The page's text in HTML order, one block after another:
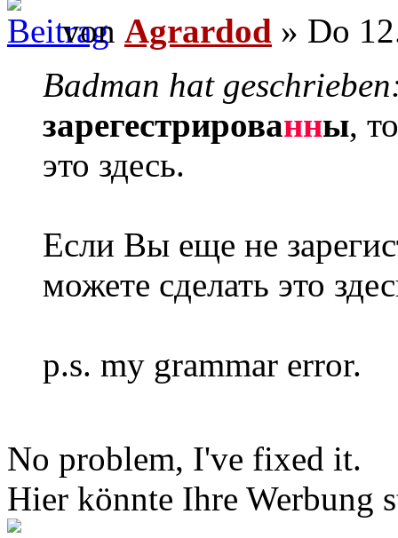
von Agrardod » Do
Badman hat
зарегестрированны,
это здесь.
Если Вы еще не
можете сделать это
p.s. my grammar error.
No problem, I've fixed it.
Hier könnte Ihre Werbung